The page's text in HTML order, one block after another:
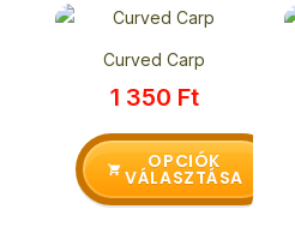
Curved Carp
1 350 Ft
OPCIÓK
VÁLASZTÁSA
Ennek
terméknek
több
van.
A
változatok